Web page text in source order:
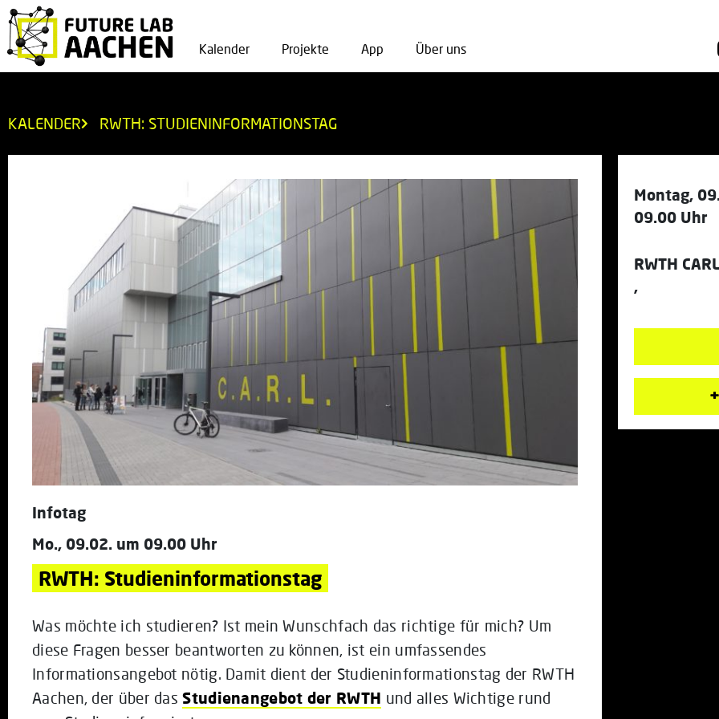
Kalender Projekte App Über uns
KALENDER RWTH: STUDIENINFORMATIONSTAG
Infotag
Mo., 09.02. um 09.00 Uhr
RWTH: Studieninformationstag
Was möchte ich studieren? Ist mein Wunschfach das richtige für mich? Um
diese Fragen besser beantworten zu können, ist ein umfassendes
Informationsangebot nötig. Damit dient der Studieninformationstag der RWTH
Aachen, der über dasStudienangebot der RWTH und alles Wichtige rund
Montag,
09.00 Uhr
RWTH CARL
,